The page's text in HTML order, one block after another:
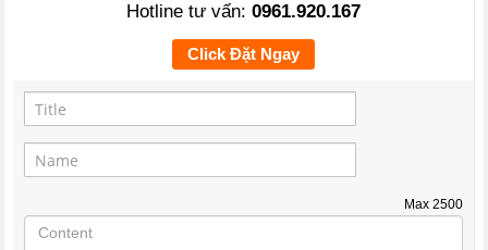
Hotline tư vấn: 0961.920.167
Click Đặt Ngay
Max 2500